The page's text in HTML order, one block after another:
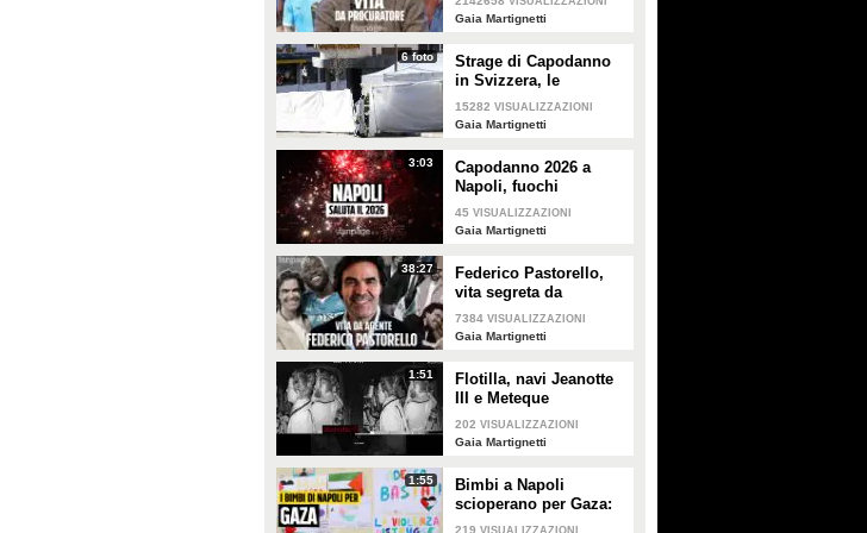
Litigai con Di Lorenzo
Gaia Martignetti
6 foto
Strage di Capodanno
in Svizzera, le
immagini del luogo in
cui hanno perso la vita
15282 VISUALIZZAZIONI
Gaia Martignetti
3:03
Capodanno 2026 a
Napoli, fuochi
d'artificio in tutta la
città per salutare il
45 VISUALIZZAZIONI
Gaia Martignetti
38:27
Federico Pastorello,
vita segreta da
procuratore: "Evra
venne rapito per
contratto"
7384 VISUALIZZAZIONI
Gaia Martignetti
1:51
Flotilla, navi Jeanotte
III e Meteque
abbordatate da Israele,
attivisti in diretta con
202 VISUALIZZAZIONI
Gaia Martignetti
1:55
Bimbi a Napoli
scioperano per Gaza:
“Ai nostri figli
219 VISUALIZZAZIONI